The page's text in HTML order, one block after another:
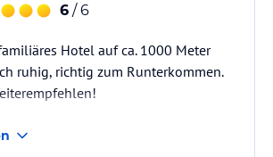
6 / 6
Hotel auf ca. 1000 Meter
ruhig, richtig zum Runterkommen.